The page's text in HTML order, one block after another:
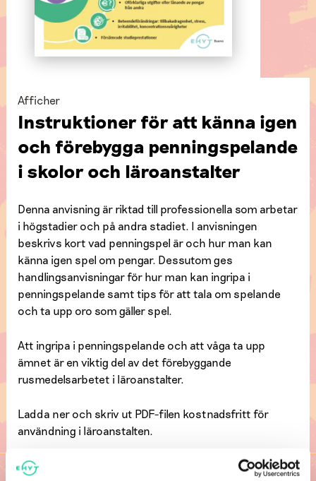
Afficher
Instruktioner för att känna igen
och förebygga penningspelande
i skolor och läroanstalter
Denna anvisning är riktad till professionella som arbetar
i högstadier och på andra stadiet. I anvisningen
beskrivs kort vad penningspel är och hur man kan
känna igen spel om pengar. Dessutom ges
handlingsanvisningar för hur man kan ingripa i
penningspelande samt tips för att tala om spelande
och ta upp oro som gäller spel.
Att ingripa i penningspelande och att våga ta upp
ämnet är en viktig del av det förebyggande
rusmedelsarbetet i läroanstalter.
Ladda ner och skriv ut PDF-filen kostnadsfritt för
användning i läroanstalten.
Ladda ner material